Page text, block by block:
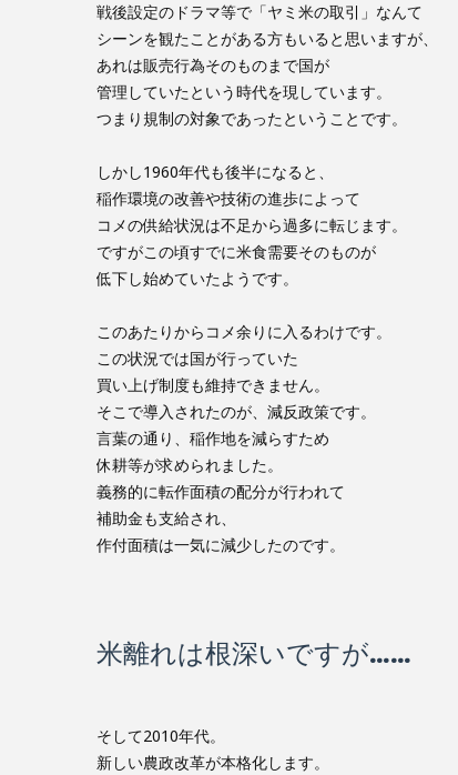
戦後設定のドラマ等で「ヤミ米の取引」なんて
シーンを観たことがある方もいると思いますが、
あれは販売行為そのものまで国が
管理していたという時代を現しています。
つまり規制の対象であったということです。
しかし1960年代も後半になると、
稲作環境の改善や技術の進歩によって
コメの供給状況は不足から過多に転じます。
ですがこの頃すでに米食需要そのものが
低下し始めていたようです。
このあたりからコメ余りに入るわけです。
この状況では国が行っていた
買い上げ制度も維持できません。
そこで導入されたのが、減反政策です。
言葉の通り、稲作地を減らすため
休耕等が求められました。
義務的に転作面積の配分が行われて
補助金も支給され、
作付面積は一気に減少したのです。
米離れは根深いですが……
そして2010年代。
新しい農政改革が本格化します。